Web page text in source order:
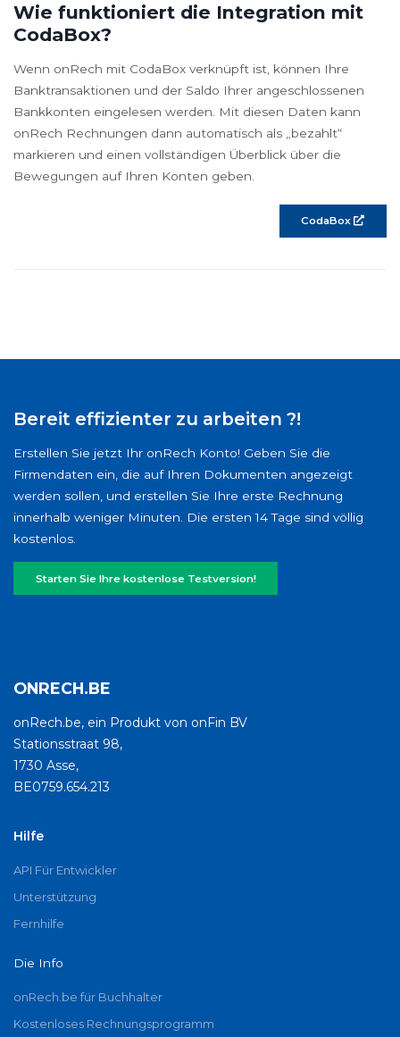
Wie funktioniert die Integration mit
CodaBox?
Wenn onRech mit CodaBox verknüpft ist, können Ihre
Banktransaktionen und der Saldo Ihrer angeschlossenen
Bankkonten eingelesen werden. Mit diesen Daten kann
onRech Rechnungen dann automatisch als „bezahlt“
markieren und einen vollständigen Überblick über die
Bewegungen auf Ihren Konten geben.
CodaBox
Bereit effizienter zu arbeiten ?!
Erstellen Sie jetzt Ihr onRech Konto! Geben Sie die
Firmendaten ein, die auf Ihren Dokumenten angezeigt
werden sollen, und erstellen Sie Ihre erste Rechnung
innerhalb weniger Minuten. Die ersten 14 Tage sind völlig
kostenlos.
Starten Sie Ihre kostenlose Testversion!
ONRECH.BE
onRech.be, ein Produkt von onFin BV
Stationsstraat 98,
1730 Asse,
BE0759.654.213
Hilfe
API Für Entwickler
Unterstützung
Fernhilfe
Die Info
onRech.be für Buchhalter
Kostenloses Rechnungsprogramm